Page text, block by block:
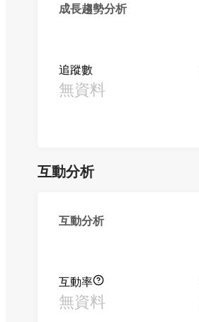
成長趨勢分析
追蹤數
無資料
互動分析
互動分析
互動率
無資料